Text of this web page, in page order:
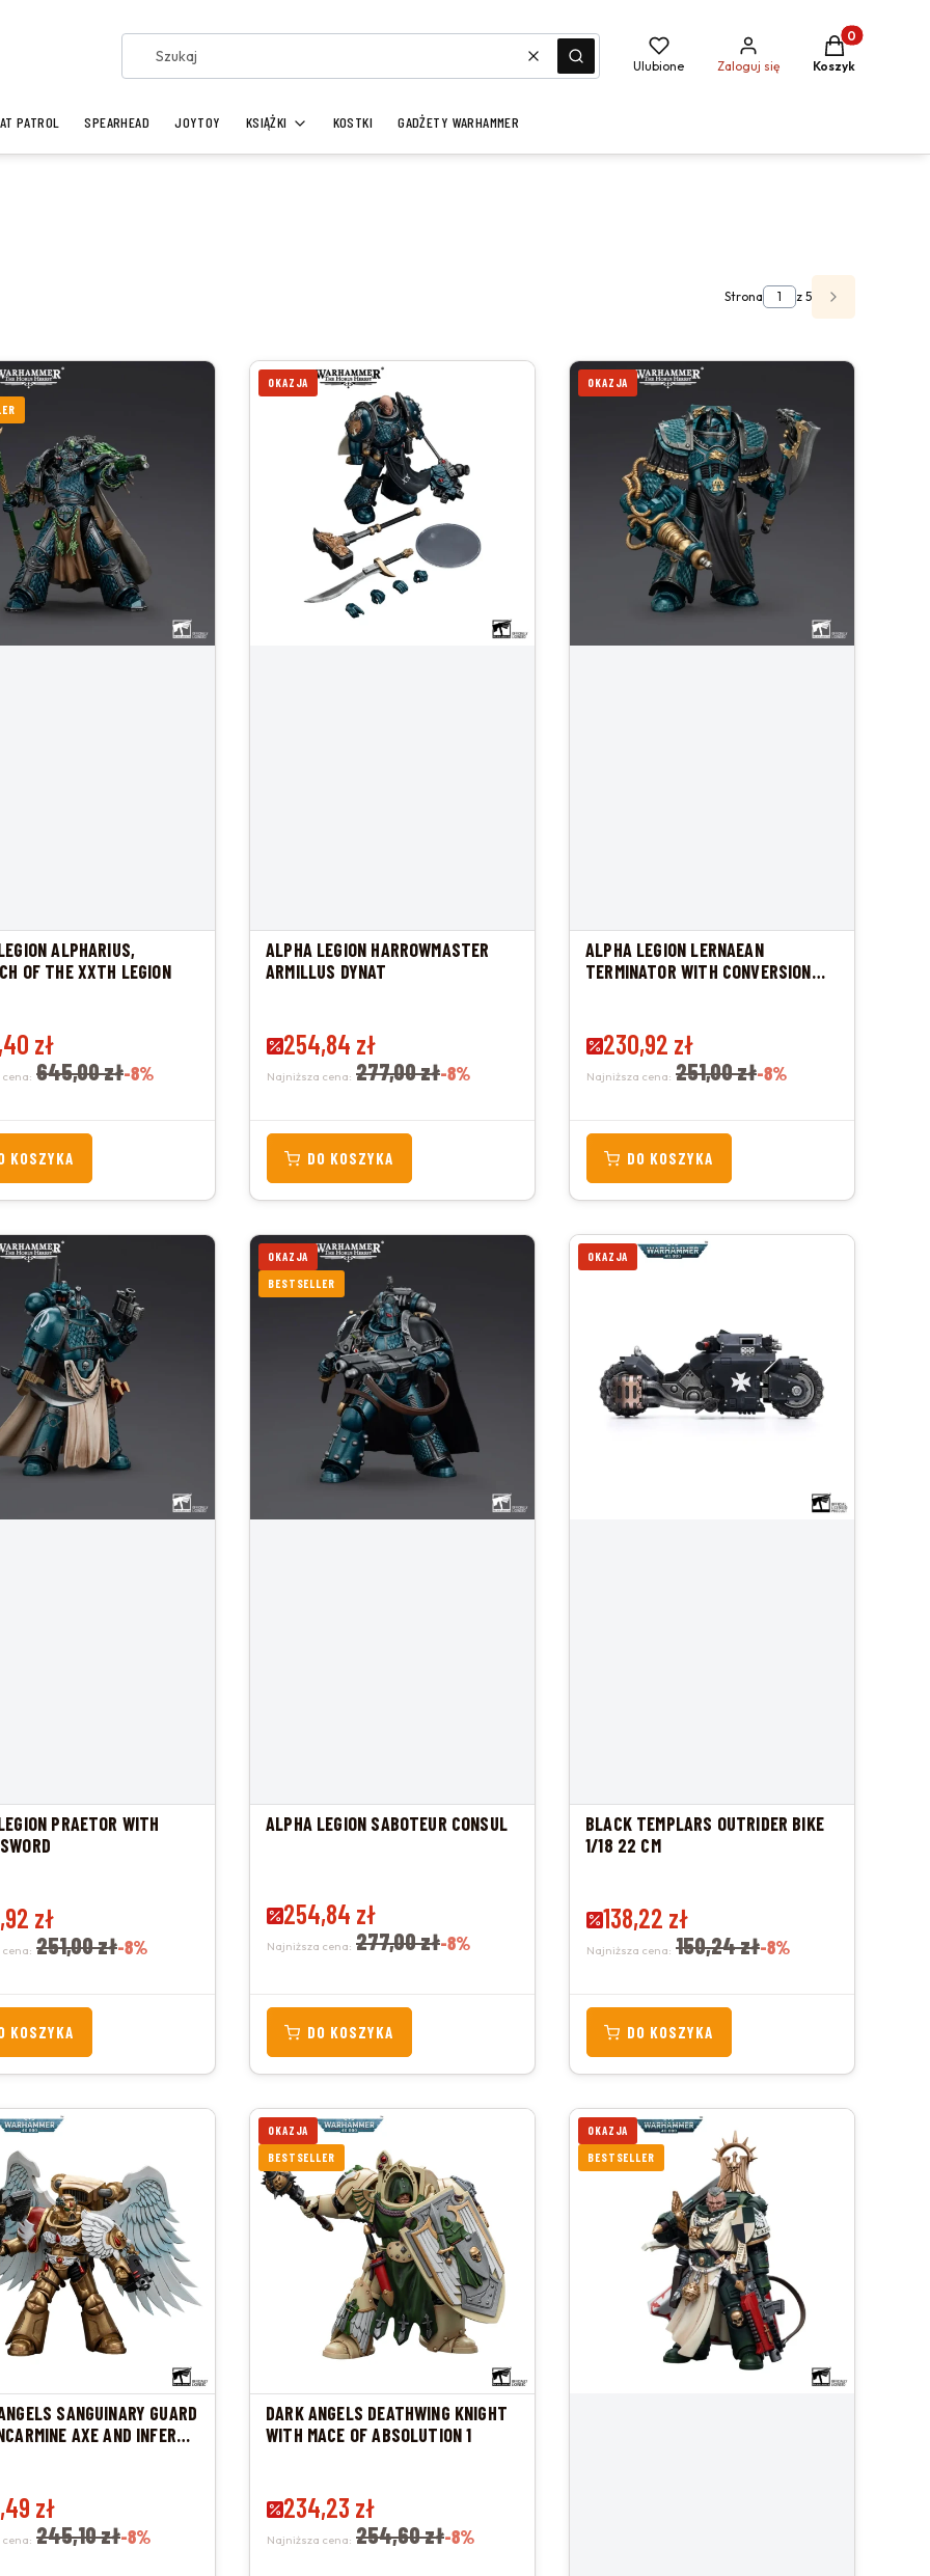
WyczyśćSzukaj Ulubione Zaloguj się
Produkty w
Koszyk
PATROL SPEARHEAD JOYTOY KSIĄŻKI KOSTKI GADŻETY WARHAMMER
Strona z 5 NASTĘPNE
ALPHARIUS,
OF THE XXTH LEGION
zł
645,00 zł-8%
KOSZYKA
OKAZJA
ALPHA LEGION HARROWMASTER
ARMILLUS DYNAT
Cena promocyjna
254,84 zł
Najniższa cena: 277,00 zł-8%
DO KOSZYKA
OKAZJA
ALPHA LEGION LERNAEAN
TERMINATOR WITH CONVERSION
Cena promocyjna
230,92 zł
Najniższa cena: 251,00 zł-8%
DO KOSZYKA
PRAETOR WITH
zł
251,00 zł-8%
KOSZYKA
OKAZJA
BESTSELLER
ALPHA LEGION SABOTEUR CONSUL
Cena promocyjna
254,84 zł
Najniższa cena: 277,00 zł-8%
DO KOSZYKA
OKAZJA
BLACK TEMPLARS OUTRIDER BIKE
1/18 22 CM
Cena promocyjna
138,22 zł
Najniższa cena: 150,24 zł-8%
DO KOSZYKA
SANGUINARY GUARD
AXE AND INFERNO
zł
245,10 zł-8%
OKAZJA
BESTSELLER
DARK ANGELS DEATHWING KNIGHT
WITH MACE OF ABSOLUTION 1
Cena promocyjna
234,23 zł
Najniższa cena: 254,60 zł-8%
OKAZJA
BESTSELLER